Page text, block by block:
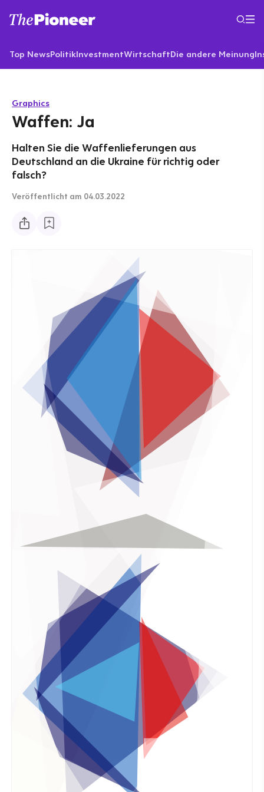
Top NewsPolitikInvestmentWirtschaftDie andere Meinung
Graphics
Waffen: Ja
Halten Sie die Waffenlieferungen aus
Deutschland an die Ukraine für richtig oder
falsch?
Veröffentlicht am 04.03.2022